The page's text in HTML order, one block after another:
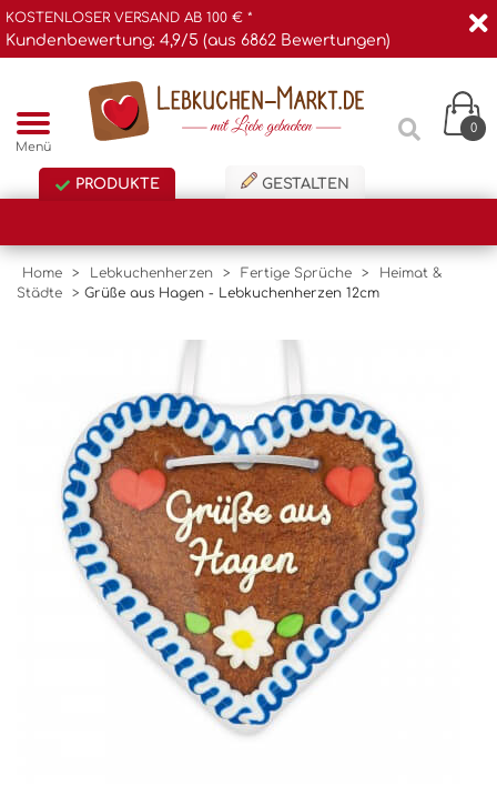
KOSTENLOSER VERSAND AB 100 € *
Kundenbewertung: 4,9/5 (aus 6862 Bewertungen)
Menü
0
PRODUKTE GESTALTEN
Home > Lebkuchenherzen > Fertige Sprüche >
Heimat &
Städte
> Grüße aus Hagen - Lebkuchenherzen 12cm